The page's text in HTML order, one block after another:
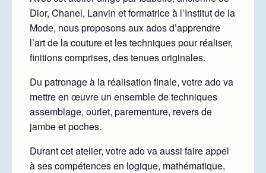
Dior, Chanel, Lanvin et formatrice à l’Institut de la
Mode, nous proposons aux ados d’apprendre
l’art de la couture et les techniques pour réaliser,
finitions comprises, des tenues originales.
Du patronage à la réalisation finale, votre ado va
mettre en œuvre un ensemble de techniques
assemblage, ourlet, parementure, revers de
jambe et poches.
Durant cet atelier, votre ado va aussi faire appel
à ses compétences en logique, mathématique,